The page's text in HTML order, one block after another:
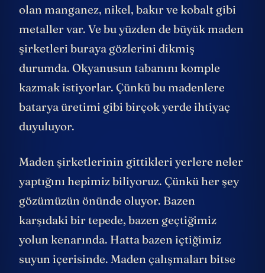
olan manganez, nikel, bakır ve kobalt gibi
metaller var. Ve bu yüzden de büyük maden
şirketleri buraya gözlerini dikmiş
durumda. Okyanusun tabanını komple
kazmak istiyorlar. Çünkü bu madenlere
batarya üretimi gibi birçok yerde ihtiyaç
duyuluyor.
Maden şirketlerinin gittikleri yerlere neler
yaptığını hepimiz biliyoruz. Çünkü her şey
gözümüzün önünde oluyor. Bazen
karşıdaki bir tepede, bazen geçtiğimiz
yolun kenarında. Hatta bazen içtiğimiz
suyun içerisinde. Maden çalışmaları bitse